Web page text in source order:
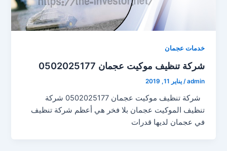
خدمات عجمان
شركة تنظيف موكيت عجمان 0502025177
admin
/يناير 11, 2019
شركة تنظيف موكيت عجمان 0502025177 شركة
تنظيف الموكيت عجمان بلا فخر هي أعظم شركة تنظيف
في عجمان لديها قدرات